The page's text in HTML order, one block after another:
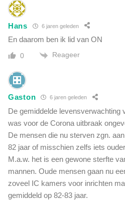
Hans 6 jaren geleden
En daarom ben ik lid van ON
0 Reageer
Gaston 6 jaren geleden
De gemiddelde levensverwachting
was voor de Corona uitbraak
De mensen die nu sterven zgn.
82 jaar of misschien zelfs iets
M.a.w. het is een gewone sterfte
mannen. Oude mensen gaan nu
zoveel IC kamers voor inrichten
gemiddeld op 82-83 jaar.